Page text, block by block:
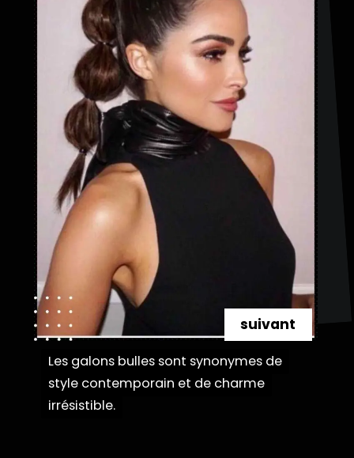
Les galons bulles sont synonymes de
style contemporain et de charme
irrésistible.
Les galons bulles sont synonymes de
style contemporain et de charme
irrésistible.
suivant